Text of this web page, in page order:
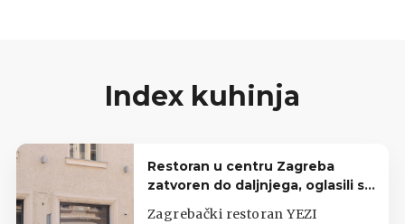
Index kuhinja
Restoran u centru Zagreba
zatvoren do daljnjega, oglasili se
iz lokala
Zagrebački restoran YEZI